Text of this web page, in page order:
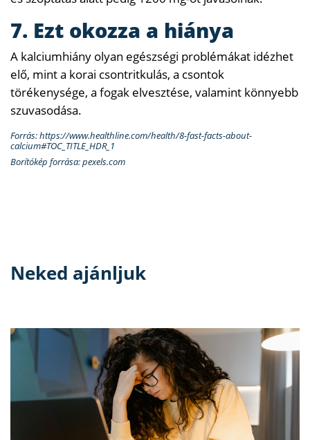
7. Ezt okozza a hiánya
A kalciumhiány olyan egészségi problémákat idézhet
elő, mint a korai csontritkulás, a csontok
törékenysége, a fogak elvesztése, valamint könnyebb
szuvasodása.
Forrás: https://www.healthline.com/health/8-fast-facts-about-
calcium#TOC_TITLE_HDR_1
Borítókép forrása: pexels.com
Neked ajánljuk